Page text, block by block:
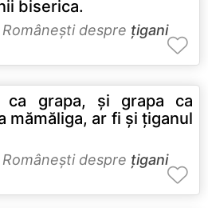
biserica.
despre țigani
grapa, şi grapa ca
mămăliga, ar fi şi ţiganul
despre țigani